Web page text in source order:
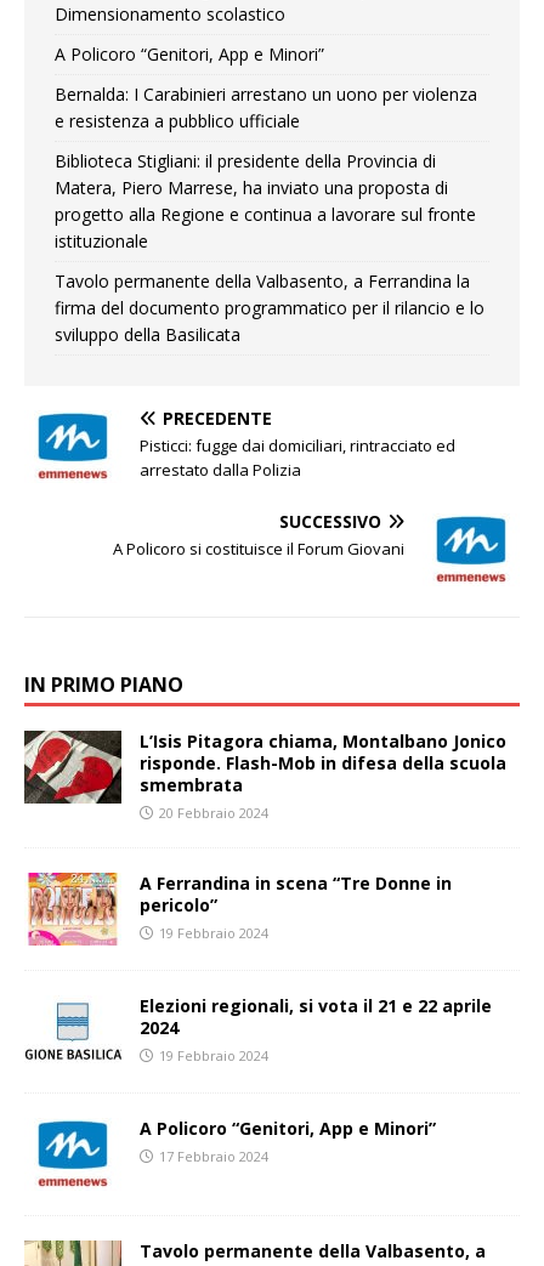
Dimensionamento scolastico
A Policoro “Genitori, App e Minori”
Bernalda: I Carabinieri arrestano un uono per violenza
e resistenza a pubblico ufficiale
Biblioteca Stigliani: il presidente della Provincia di
Matera, Piero Marrese, ha inviato una proposta di
progetto alla Regione e continua a lavorare sul fronte
istituzionale
Tavolo permanente della Valbasento, a Ferrandina la
firma del documento programmatico per il rilancio e lo
sviluppo della Basilicata
PRECEDENTE
Pisticci: fugge dai domiciliari, rintracciato ed
arrestato dalla Polizia
SUCCESSIVO
A Policoro si costituisce il Forum Giovani
IN PRIMO PIANO
L’Isis Pitagora chiama, Montalbano Jonico
risponde. Flash-Mob in difesa della scuola
smembrata
20 Febbraio 2024
A Ferrandina in scena “Tre Donne in
pericolo”
19 Febbraio 2024
Elezioni regionali, si vota il 21 e 22 aprile
2024
19 Febbraio 2024
A Policoro “Genitori, App e Minori”
17 Febbraio 2024
Tavolo permanente della Valbasento, a